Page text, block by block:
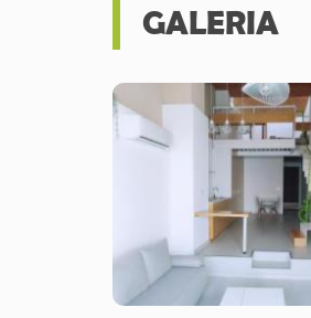
GALERIA